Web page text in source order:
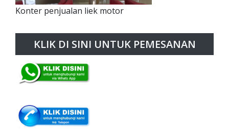
Konter penjualan liek motor
KLIK DI SINI UNTUK PEMESANAN